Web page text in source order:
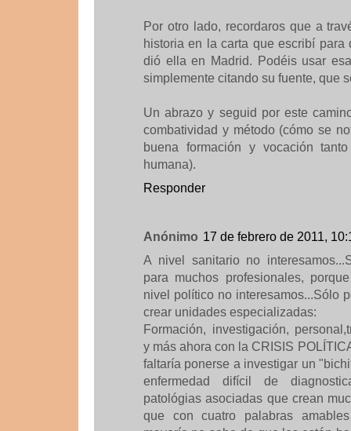
Por otro lado, recordaros que a
historia en la carta que escribí
dió ella en Madrid. Podéis usar
simplemente citando su fuente, que
Un abrazo y seguid por este
combatividad y método (cómo se
buena formación y vocación
humana).
Responder
Anónimo 17 de febrero de 2011,
A nivel sanitario no
para muchos profesionales,
nivel político no interesamos...Sólo
crear unidades especializadas:
Formación, investigación,
y más ahora con la CRISIS
faltaría ponerse a investigar un
enfermedad difícil de
patológias asociadas que crean
que con cuatro palabras